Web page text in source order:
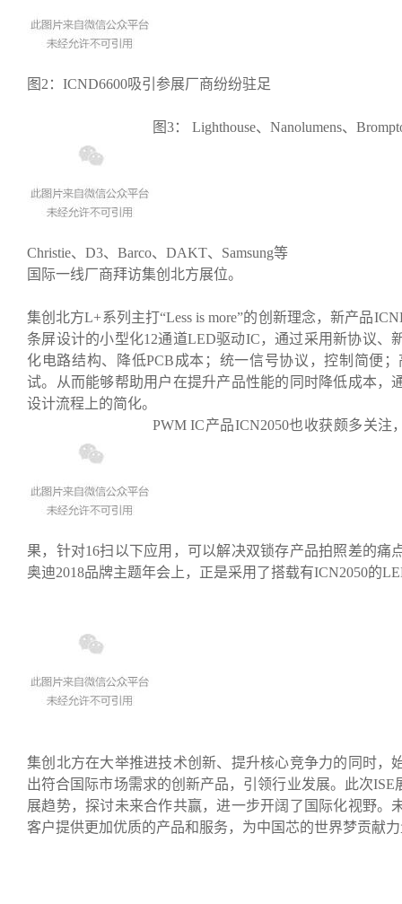
图2：ICND6600吸引参展厂商纷纷驻足
图3： Lighthouse、Nanolumens、
Christie、D3、Barco、DAKT、Samsung等
国际一线厂商拜访集创北方展位。
集创北方L+系列主打“Less is more”的创新理念，新产品
条屏设计的小型化12通道LED驱动IC，通过采用新协议
化电路结构、降低PCB成本；统一信号协议，控制简便
试。从而能够帮助用户在提升产品性能的同时降低成本，
设计流程上的简化。
PWM IC产品ICN2050也收获颇多关
果，针对16扫以下应用，可以解决双锁存产品拍照差的
奥迪2018品牌主题年会上，正是采用了搭载有ICN2050的
集创北方在大举推进技术创新、提升核心竞争力的同时，
出符合国际市场需求的创新产品，引领行业发展。此次
展趋势，探讨未来合作共赢，进一步开阔了国际化视野
客户提供更加优质的产品和服务，为中国芯的世界梦贡献